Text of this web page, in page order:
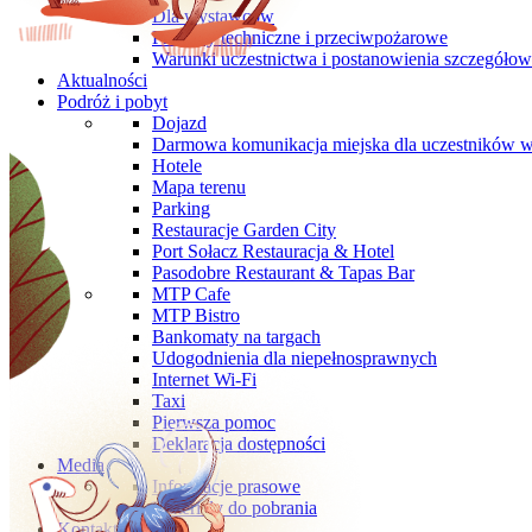
Dla wystawców
Przepisy techniczne i przeciwpożarowe
Warunki uczestnictwa i postanowienia
Aktualności
Podróż i pobyt
Dojazd
Darmowa komunikacja miejska dla uczestników
Hotele
Mapa terenu
Parking
Restauracje Garden City
Port Sołacz Restauracja & Hotel
Pasodobre Restaurant & Tapas Bar
MTP Cafe
MTP Bistro
Bankomaty na targach
Udogodnienia dla niepełnosprawnych
Internet Wi-Fi
Taxi
Pierwsza pomoc
Deklaracja dostępności
Media
Informacje prasowe
Materiały do pobrania